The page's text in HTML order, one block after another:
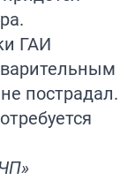
ГАИ
пострадал.